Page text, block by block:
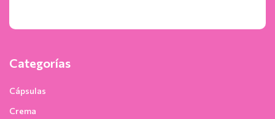
Categorías
Cápsulas
Crema